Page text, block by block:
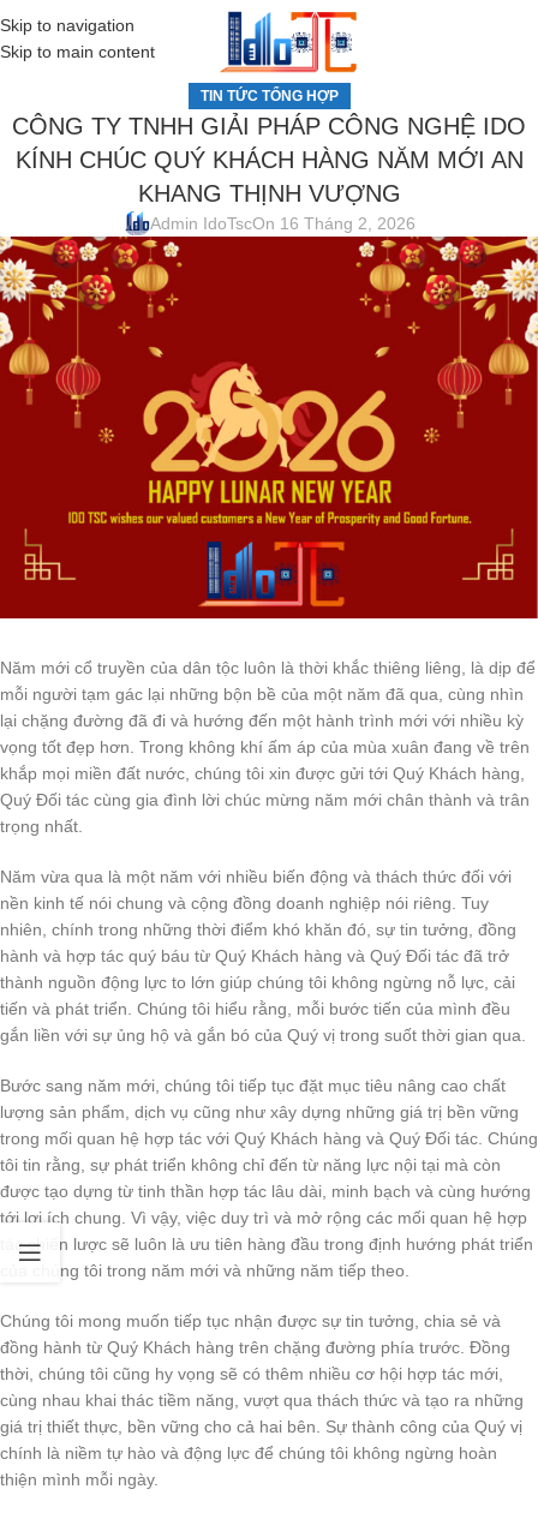
Skip to navigation
Skip to main content
MENU
TIN TỨC TỔNG HỢP
CÔNG TY TNHH GIẢI PHÁP CÔNG NGHỆ IDO
KÍNH CHÚC QUÝ KHÁCH HÀNG NĂM MỚI AN
KHANG THỊNH VƯỢNG
Admin IdoTscOn 16 Tháng 2, 2026
Năm mới cổ truyền của dân tộc luôn là thời khắc thiêng liêng, là dịp để
mỗi người tạm gác lại những bộn bề của một năm đã qua, cùng nhìn
lại chặng đường đã đi và hướng đến một hành trình mới với nhiều kỳ
vọng tốt đẹp hơn. Trong không khí ấm áp của mùa xuân đang về trên
khắp mọi miền đất nước, chúng tôi xin được gửi tới Quý Khách hàng,
Quý Đối tác cùng gia đình lời chúc mừng năm mới chân thành và trân
trọng nhất.
Năm vừa qua là một năm với nhiều biến động và thách thức đối với
nền kinh tế nói chung và cộng đồng doanh nghiệp nói riêng. Tuy
nhiên, chính trong những thời điểm khó khăn đó, sự tin tưởng, đồng
hành và hợp tác quý báu từ Quý Khách hàng và Quý Đối tác đã trở
thành nguồn động lực to lớn giúp chúng tôi không ngừng nỗ lực, cải
tiến và phát triển. Chúng tôi hiểu rằng, mỗi bước tiến của mình đều
gắn liền với sự ủng hộ và gắn bó của Quý vị trong suốt thời gian qua.
Bước sang năm mới, chúng tôi tiếp tục đặt mục tiêu nâng cao chất
lượng sản phẩm, dịch vụ cũng như xây dựng những giá trị bền vững
trong mối quan hệ hợp tác với Quý Khách hàng và Quý Đối tác. Chúng
tôi tin rằng, sự phát triển không chỉ đến từ năng lực nội tại mà còn
được tạo dựng từ tinh thần hợp tác lâu dài, minh bạch và cùng hướng
tới lợi ích chung. Vì vậy, việc duy trì và mở rộng các mối quan hệ hợp
tác chiến lược sẽ luôn là ưu tiên hàng đầu trong định hướng phát triển
của chúng tôi trong năm mới và những năm tiếp theo.
Chúng tôi mong muốn tiếp tục nhận được sự tin tưởng, chia sẻ và
đồng hành từ Quý Khách hàng trên chặng đường phía trước. Đồng
thời, chúng tôi cũng hy vọng sẽ có thêm nhiều cơ hội hợp tác mới,
cùng nhau khai thác tiềm năng, vượt qua thách thức và tạo ra những
giá trị thiết thực, bền vững cho cả hai bên. Sự thành công của Quý vị
chính là niềm tự hào và động lực để chúng tôi không ngừng hoàn
thiện mình mỗi ngày.